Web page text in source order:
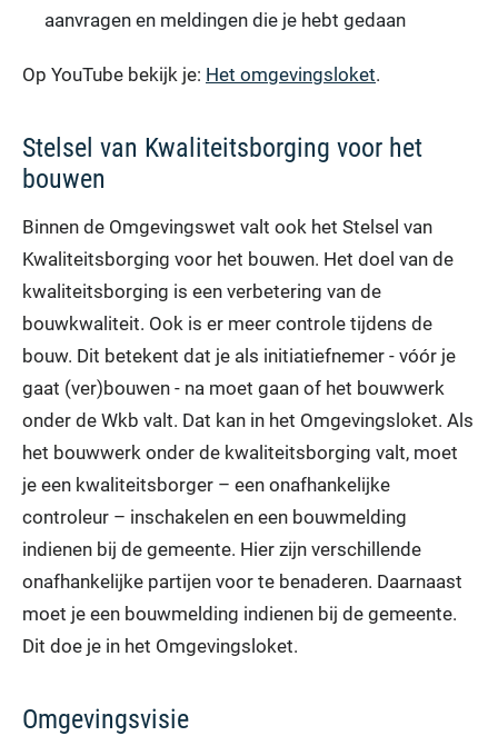
aanvragen en meldingen die je hebt gedaan
Op YouTube bekijk je: Het omgevingsloket.
Stelsel van Kwaliteitsborging voor het
bouwen
Binnen de Omgevingswet valt ook het Stelsel van
Kwaliteitsborging voor het bouwen. Het doel van de
kwaliteitsborging is een verbetering van de
bouwkwaliteit. Ook is er meer controle tijdens de
bouw. Dit betekent dat je als initiatiefnemer - vóór je
gaat (ver)bouwen - na moet gaan of het bouwwerk
onder de Wkb valt. Dat kan in het Omgevingsloket. Als
het bouwwerk onder de kwaliteitsborging valt, moet
je een kwaliteitsborger – een onafhankelijke
controleur – inschakelen en een bouwmelding
indienen bij de gemeente. Hier zijn verschillende
onafhankelijke partijen voor te benaderen. Daarnaast
moet je een bouwmelding indienen bij de gemeente.
Dit doe je in het Omgevingsloket.
Omgevingsvisie